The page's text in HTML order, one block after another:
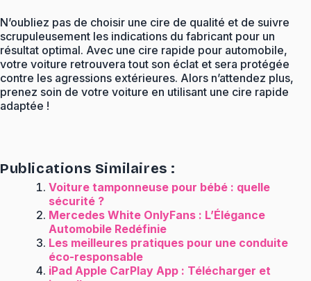
N’oubliez pas de choisir une cire de qualité et de suivre
scrupuleusement les indications du fabricant pour un
résultat optimal. Avec une cire rapide pour automobile,
votre voiture retrouvera tout son éclat et sera protégée
contre les agressions extérieures. Alors n’attendez plus,
prenez soin de votre voiture en utilisant une cire rapide
adaptée !
Publications Similaires :
Voiture tamponneuse pour bébé : quelle
sécurité ?
Mercedes White OnlyFans : L’Élégance
Automobile Redéfinie
Les meilleures pratiques pour une conduite
éco-responsable
iPad Apple CarPlay App : Télécharger et